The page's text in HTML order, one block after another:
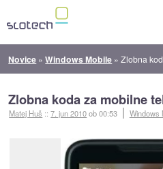
Novice »Windows Mobile »Zlobna
Zlobna koda za mobilne
Matej Huš ::7. jun 2010ob 00:53 Windows